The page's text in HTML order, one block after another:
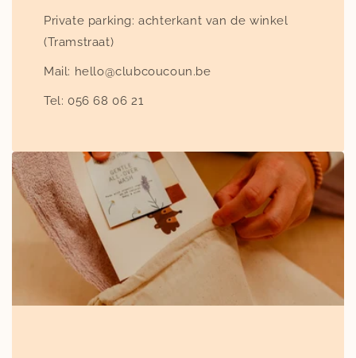
Private parking: achterkant van de winkel
(Tramstraat)
Mail: hello@clubcoucoun.be
Tel: 056 68 06 21